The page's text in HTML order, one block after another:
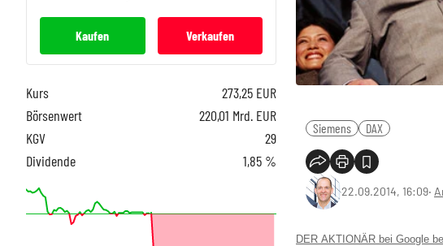
Siemens DAX
22.09.2014, 16:09‧
DER AKTIONÄR bei Google
Kaufen Verkaufen
Kurs 273,25 EUR
Börsenwert
220,01 Mrd. EUR
KGV
29
Dividende
1,85 %